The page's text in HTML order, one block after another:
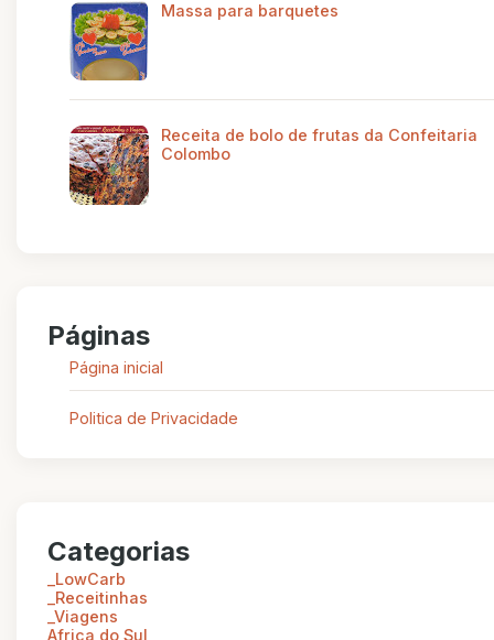
Massa para barquetes
Receita de bolo de frutas da Confeitaria
Colombo
Páginas
Página inicial
Politica de Privacidade
Categorias
_LowCarb
_Receitinhas
_Viagens
Africa do Sul